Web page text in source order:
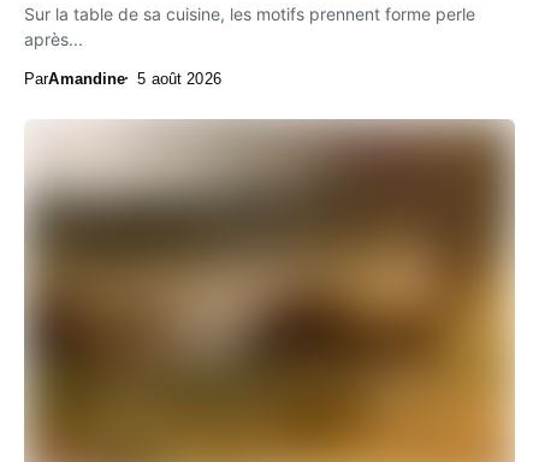
Sur la table de sa cuisine, les motifs prennent forme perle
après...
ParAmandine 5 août 2026